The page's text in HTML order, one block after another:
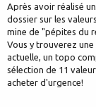
Après avoir réalisé
dossier sur les
mine de "pépites du
Vous y trouverez
actuelle, un topo
sélection de 11
acheter d'urgence!